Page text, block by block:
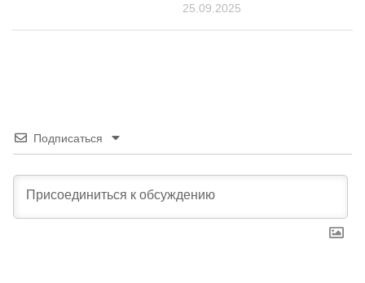
25.09.2025
Подписаться